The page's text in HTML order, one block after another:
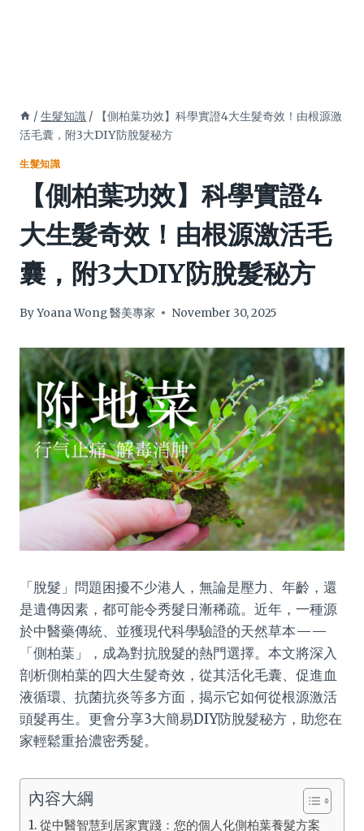
/ 生髮知識 /
【側柏葉功效】科學實證4大生髮奇效！由根源激
活毛囊，附3大DIY防脫髮秘方
生髮知識
【側柏葉功效】科學實證4
大生髮奇效！由根源激活毛
囊，附3大DIY防脫髮秘方
ByYoana Wong 醫美專家 November 30, 2025
「脫髮」問題困擾不少港人，無論是壓力、年齡，還
是遺傳因素，都可能令秀髮日漸稀疏。近年，一種源
於中醫藥傳統、並獲現代科學驗證的天然草本——
「側柏葉」，成為對抗脫髮的熱門選擇。本文將深入
剖析側柏葉的四大生髮奇效，從其活化毛囊、促進血
液循環、抗菌抗炎等多方面，揭示它如何從根源激活
頭髮再生。更會分享3大簡易DIY防脫髮秘方，助您在
家輕鬆重拾濃密秀髮。
內容大綱
從中醫智慧到居家實踐：您的個人化側柏葉養髮方案